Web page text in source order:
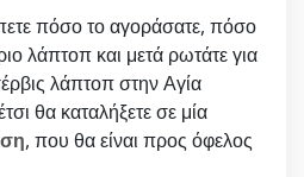
πόσο το αγοράσατε, πόσο
λάπτοπ και μετά ρωτάτε για
λάπτοπ στην Αγία
θα καταλήξετε σε μία
, που θα είναι προς όφελος